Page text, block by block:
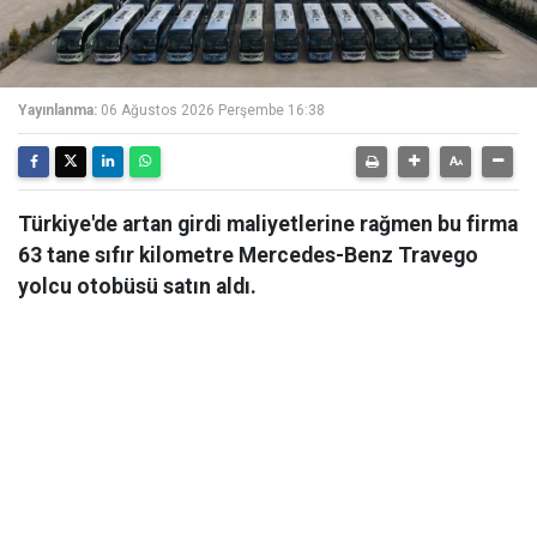
Yayınlanma: 06 Ağustos 2026 Perşembe 16:38
Türkiye'de artan girdi maliyetlerine rağmen bu firma
63 tane sıfır kilometre Mercedes-Benz Travego
yolcu otobüsü satın aldı.